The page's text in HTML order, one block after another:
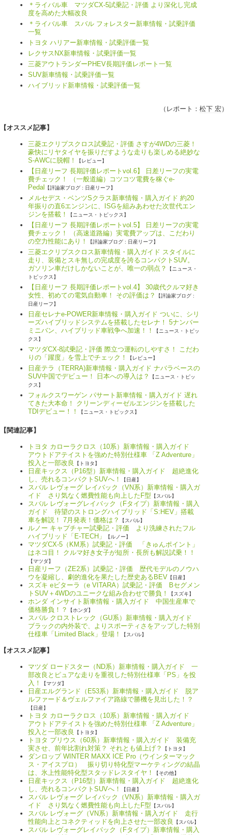
＊ライバル車 マツダCX-5試乗記・評価 より深化し完成
度を高めた大幅改良
＊ライバル車 スバル フォレスター新車情報・試乗評価
一覧
トヨタ ハリアー新車情報・試乗評価一覧
レクサスNX新車情報・試乗評価一覧
三菱アウトランダーPHEV長期評価レポート一覧
SUV新車情報・試乗評価一覧
ハイブリッド新車情報・試乗評価一覧
（レポート： 松下 宏）
【オススメ記事】
三菱エクリプスクロス試乗記・評価 さすが4WDの三菱！
豪快にリヤタイヤを振りだすような走りも楽しめる絶妙な
S-AWCに脱帽！
【レビュー】
【日産リーフ 長期評価レポートvol.6】 日差リーフの実電
費チェック！ （一般道編）コツコツ電費を稼ぐe-
Pedal
【評論家ブログ : 日産リーフ】
メルセデス・ベンツSクラス新車情報・購入ガイド 約20
年振りの直6エンジンに、ISGを組みあわせた次世代エン
ジンを搭載！
【ニュース・トピックス】
【日産リーフ 長期評価レポートvol.5】 日差リーフの実電
費チェック！ （高速道路編）実電費アップは、こだわり
の空力性能にあり！
【評論家ブログ : 日産リーフ】
三菱エクリプスクロス新車情報・購入ガイド スタイルに
走り、装備とスキ無しの完成度を誇るコンパクトSUV。
ガソリン車だけしかないことが、唯一の弱点？
【ニュース・
トピックス】
【日産リーフ 長期評価レポートvol.4】 30歳代クルマ好き
女性、初めての電気自動車！ その評価は？
【評論家ブログ :
日産リーフ】
日産セレナe-POWER新車情報・購入ガイド ついに、シリ
ーズハイブリッドシステムを搭載したセレナ！ 5ナンバー
ミニバン、ハイブリッド車戦争へ加速！！
【ニュース・トピッ
クス】
マツダCX-8試乗記・評価 際立つ運転のしやすさ！ こだわ
りの「躍度」を雪上でチェック！
【レビュー】
日産テラ（TERRA)新車情報・購入ガイド ナバラベースの
SUV中国でデビュー！ 日本への導入は？
【ニュース・トピッ
クス】
フォルクスワーゲン パサート新車情報・購入ガイド 遅れ
てきた大本命！ クリーンディーゼルエンジンを搭載した
TDIデビュー！！
【ニュース・トピックス】
【関連記事】
トヨタ カローラクロス（10系）新車情報・購入ガイド
アウトドアテイストを強めた特別仕様車 「Z Adventure」
投入と一部改良
【トヨタ】
日産キックス（P16型）新車情報・購入ガイド 超絶進化
し、売れるコンパクトSUVへ！
【日産】
スバル レヴォーグ レイバック（VN系）新車情報・購入ガ
イド さり気なく燃費性能も向上したF型 【スバル】
スバル レヴォーグレイバック（Fタイプ）新車情報・購入
ガイド 待望のストロングハイブリッド「S:HEV」搭載
車を解説！ 7月発表！価格は？
【スバル】
ルノー キャプチャー試乗記・評価 より洗練されたフル
ハイブリッド「E-TECH」
【ルノー】
マツダCX-5（KM系）試乗記・評価 「きゅんポイント」
はネコ目！ クルマ好き女子が短所・長所も解説試乗！！
【マツダ】
日産リーフ（ZE2系）試乗記・評価 歴代モデルのノウハ
ウを凝縮し、劇的進化を果たした歴史あるBEV 【日産】
スズキ eビターラ（e VITARA）試乗記・評価 Bセグメン
トSUV＋4WDのユニークな組み合わせで勝負！
【スズキ】
ホンダ インサイト新車情報・購入ガイド 中国生産車で
価格勝負！？
【ホンダ】
スバル クロストレック（GU系）新車情報・購入ガイド
ブラックの内外装で、よりスポーティさをアップした特別
仕様車「Limited Black」登場！
【スバル】
【オススメ記事】
マツダ ロードスター（ND系）新車情報・購入ガイド 一
部改良とピュアな走りを重視した特別仕様車「PS」を投
入！
【マツダ】
日産エルグランド（E53系）新車情報・購入ガイド 脱ア
ルファード＆ヴェルファイア路線で勝機を見出した！？
【日産】
トヨタ カローラクロス（10系）新車情報・購入ガイド
アウトドアテイストを強めた特別仕様車 「Z Adventure」
投入と一部改良
【トヨタ】
トヨタ プリウス（60系）新車情報・購入ガイド 装備充
実させ、前年比割れ対策？ それとも値上げ？
【トヨタ】
ダンロップ WINTER MAXX ICE Pro（ウインターマック
ス・アイスプロ） 振り切り特化型マーケティングの結晶
は、氷上性能特化型スタッドレスタイヤ！
【その他】
日産キックス（P16型）新車情報・購入ガイド 超絶進化
し、売れるコンパクトSUVへ！
【日産】
スバル レヴォーグ レイバック（VN系）新車情報・購入ガ
イド さり気なく燃費性能も向上したF型 【スバル】
スバル レヴォーグ（VN系）新車情報・購入ガイド 走行
性能向上とコネクティッドを向上させた一部改良
【スバル】
スバル レヴォーグレイバック（Fタイプ）新車情報・購入